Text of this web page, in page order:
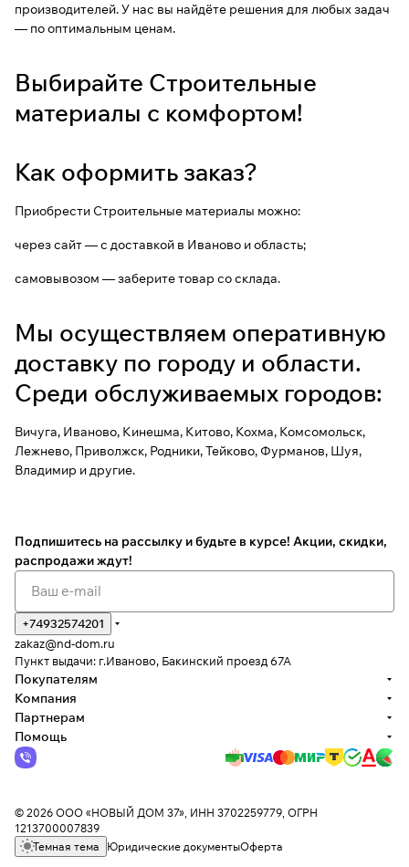
производителей. У нас вы найдёте решения для любых задач
— по оптимальным ценам.
Выбирайте Строительные
материалы с комфортом!
Как оформить заказ?
Приобрести Строительные материалы можно:
через сайт — с доставкой в Иваново и область;
самовывозом — заберите товар со склада.
Мы осуществляем оперативную
доставку по городу и области.
Среди обслуживаемых городов:
Вичуга, Иваново, Кинешма, Китово, Кохма, Комсомольск,
Лежнево, Приволжск, Родники, Тейково, Фурманов, Шуя,
Владимир и другие.
Подпишитесь на рассылку и будьте в курсе! Акции, скидки,
распродажи ждут!
+74932574201
zakaz@nd-dom.ru
Пункт выдачи: г.Иваново, Бакинский проезд 67А
Покупателям
Компания
Партнерам
Помощь
© 2026 ООО «НОВЫЙ ДОМ 37», ИНН 3702259779, ОГРН
1213700007839
Темная тема
Юридические документыОферта